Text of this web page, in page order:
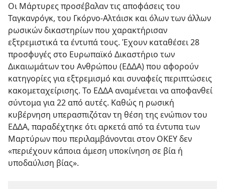
Οι Μάρτυρες προσέβαλαν τις αποφάσεις του
Ταγκανρόγκ, του Γκόρνο-Αλτάισκ και όλων των άλλων
ρωσικών δικαστηρίων που χαρακτήρισαν
εξτρεμιστικά τα έντυπά τους. Έχουν καταθέσει 28
προσφυγές στο Ευρωπαϊκό Δικαστήριο των
Δικαιωμάτων του Ανθρώπου (ΕΔΔΑ) που αφορούν
κατηγορίες για εξτρεμισμό και συναφείς περιπτώσεις
κακομεταχείρισης. Το ΕΔΔΑ αναμένεται να αποφανθεί
σύντομα για 22 από αυτές. Καθώς η ρωσική
κυβέρνηση υπερασπιζόταν τη θέση της ενώπιον του
ΕΔΔΑ, παραδέχτηκε ότι αρκετά από τα έντυπα των
Μαρτύρων που περιλαμβάνονται στον ΟΚΕΥ δεν
«περιέχουν κάποια άμεση υποκίνηση σε βία ή
υποδαύλιση βίας».